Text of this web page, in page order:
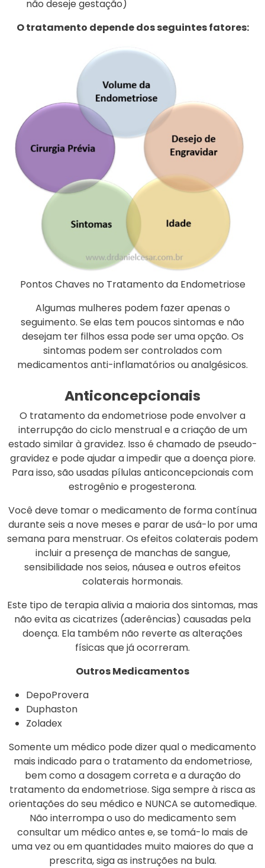
não deseje gestação)
O tratamento depende dos seguintes fatores:
Pontos Chaves no Tratamento da Endometriose
Algumas mulheres podem fazer apenas o
seguimento. Se elas tem poucos sintomas e não
desejam ter filhos essa pode ser uma opção. Os
sintomas podem ser controlados com
medicamentos anti-inflamatórios ou analgésicos.
Anticoncepcionais
O tratamento da endometriose pode envolver a
interrupção do ciclo menstrual e a criação de um
estado similar à gravidez. Isso é chamado de pseudo-
gravidez e pode ajudar a impedir que a doença piore.
Para isso, são usadas pílulas anticoncepcionais com
estrogênio e progesterona.
Você deve tomar o medicamento de forma contínua
durante seis a nove meses e parar de usá-lo por uma
semana para menstruar. Os efeitos colaterais podem
incluir a presença de manchas de sangue,
sensibilidade nos seios, náusea e outros efeitos
colaterais hormonais.
Este tipo de terapia alivia a maioria dos sintomas, mas
não evita as cicatrizes (aderências) causadas pela
doença. Ela também não reverte as alterações
físicas que já ocorreram.
Outros Medicamentos
DepoProvera
Duphaston
Zoladex
Somente um médico pode dizer qual o medicamento
mais indicado para o tratamento da endometriose,
bem como a dosagem correta e a duração do
tratamento da endometriose. Siga sempre à risca as
orientações do seu médico e NUNCA se automedique.
Não interrompa o uso do medicamento sem
consultar um médico antes e, se tomá-lo mais de
uma vez ou em quantidades muito maiores do que a
prescrita, siga as instruções na bula.